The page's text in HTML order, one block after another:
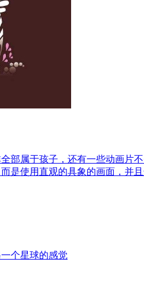
部属于孩子，还有一些动画
是使用直观的具象的画面，并
个星球的感觉